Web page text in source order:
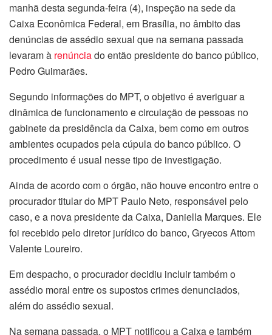
manhã desta segunda-feira (4), inspeção na sede da
Caixa Econômica Federal, em Brasília, no âmbito das
denúncias de assédio sexual que na semana passada
levaram à renúnciado então presidente do banco público,
Pedro Guimarães.
Segundo informações do MPT, o objetivo é averiguar a
dinâmica de funcionamento e circulação de pessoas no
gabinete da presidência da Caixa, bem como em outros
ambientes ocupados pela cúpula do banco público. O
procedimento é usual nesse tipo de investigação.
Ainda de acordo com o órgão, não houve encontro entre o
procurador titular do MPT Paulo Neto, responsável pelo
caso, e a nova presidente da Caixa, Daniella Marques. Ele
foi recebido pelo diretor jurídico do banco, Gryecos Attom
Valente Loureiro.
Em despacho, o procurador decidiu incluir também o
assédio moral entre os supostos crimes denunciados,
além do assédio sexual.
Na semana passada, o MPT notificou a Caixa e também